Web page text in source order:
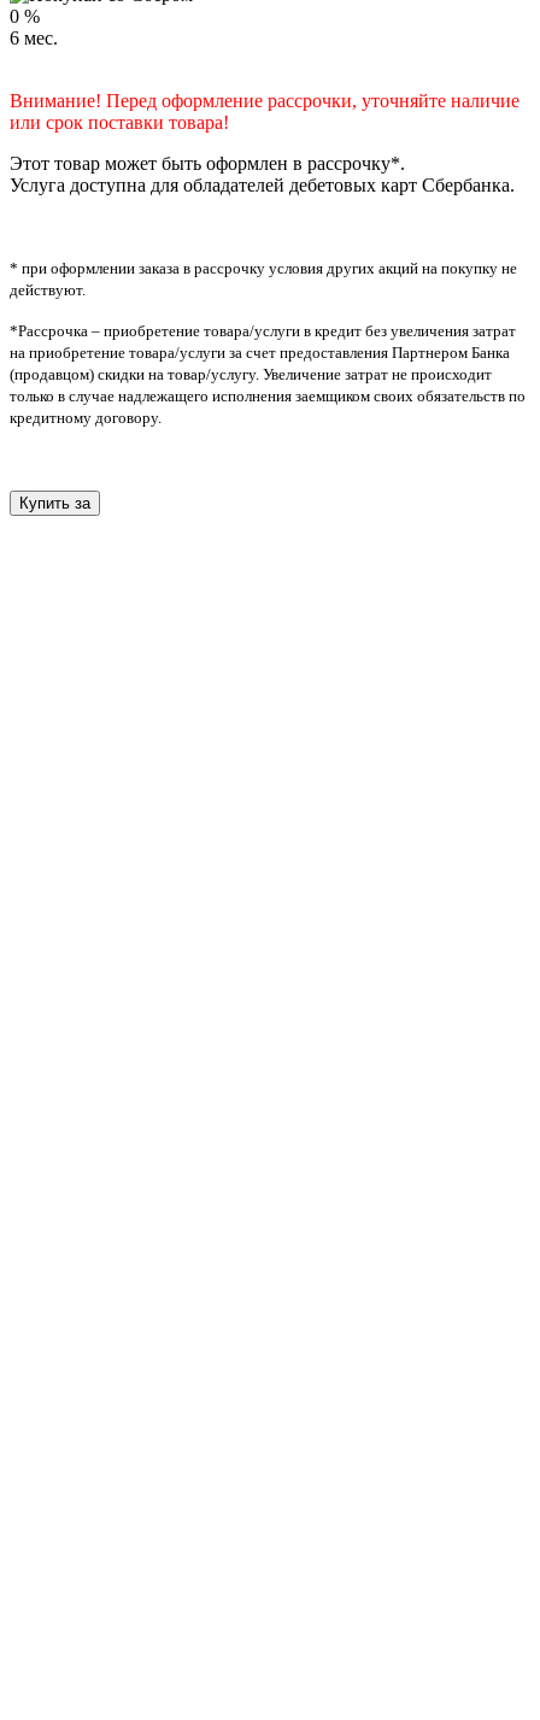
0 %
6 мес.
Внимание! Перед оформление рассрочки, уточняйте наличие
или срок поставки товара!
Этот товар может быть оформлен в рассрочку*.
Услуга доступна для обладателей дебетовых карт Сбербанка.
* при оформлении заказа в рассрочку условия других акций на покупку не
действуют.
*Рассрочка – приобретение товара/услуги в кредит без увеличения затрат
на приобретение товара/услуги за счет предоставления Партнером Банка
(продавцом) скидки на товар/услугу. Увеличение затрат не происходит
только в случае надлежащего исполнения заемщиком своих обязательств по
кредитному договору.
Купить за